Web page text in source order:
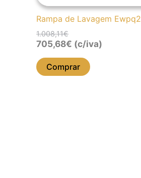
Rampa de Lavagem Ewpq2
1.008,11€
705,68€ (c/iva)
Comprar